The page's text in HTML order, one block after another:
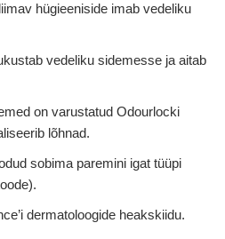
hügieeniside imab vedeliku
vedeliku sidemesse ja aitab
on varustatud Odourlocki
lõhnad.
sobima paremini igat tüüpi
dermatoloogide heakskiidu.